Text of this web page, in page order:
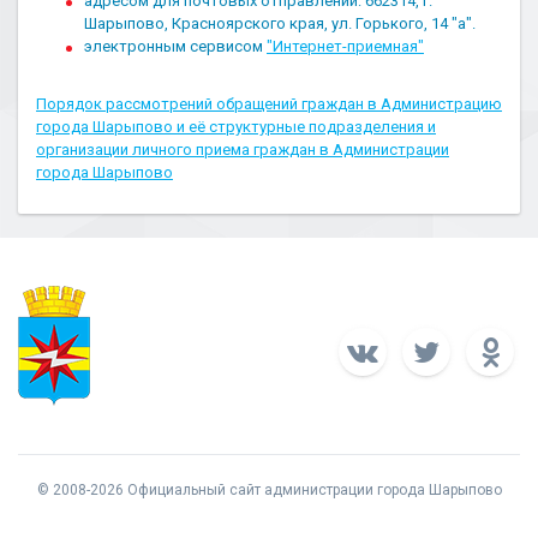
Шарыпово, Красноярского края, ул. Горького, 14 "а".
электронным сервисом "Интернет-приемная"
Порядок рассмотрений обращений граждан в Администрацию
города Шарыпово и её структурные подразделения и
организации личного приема граждан в Администрации
города Шарыпово
© 2008-2026 Официальный сайт администрации города Шарыпово